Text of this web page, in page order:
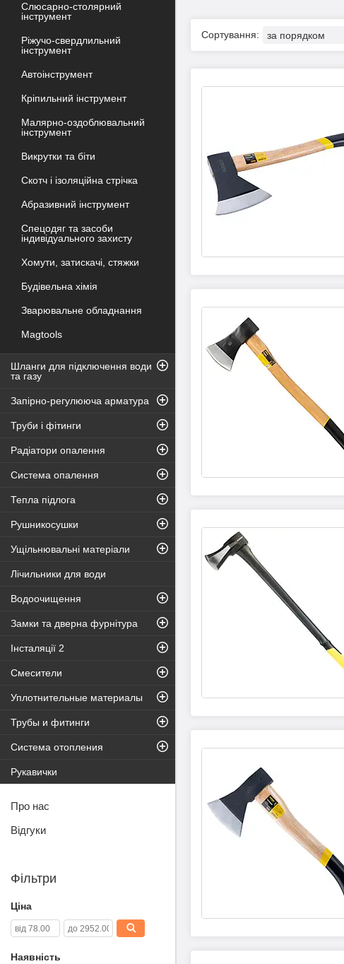
Слюсарно-столярний
інструмент
Ріжучо-свердлильний
інструмент
Автоінструмент
Кріпильний інструмент
Малярно-оздоблювальний
інструмент
Викрутки та біти
Скотч і ізоляційна стрічка
Абразивний інструмент
Спецодяг та засоби
індивідуального захисту
Хомути, затискачі, стяжки
Будівельна хімія
Зварювальне обладнання
Magtools
Шланги для підключення води
та газу
Запірно-регулююча арматура
Труби і фітинги
Радіатори опалення
Система опалення
Тепла підлога
Рушникосушки
Ущільнювальні матеріали
Лічильники для води
Водоочищення
Замки та дверна фурнітура
Інсталяції 2
Смесители
Уплотнительные материалы
Трубы и фитинги
Система отопления
Рукавички
Про нас
Відгуки
Фільтри
Ціна
Наявність